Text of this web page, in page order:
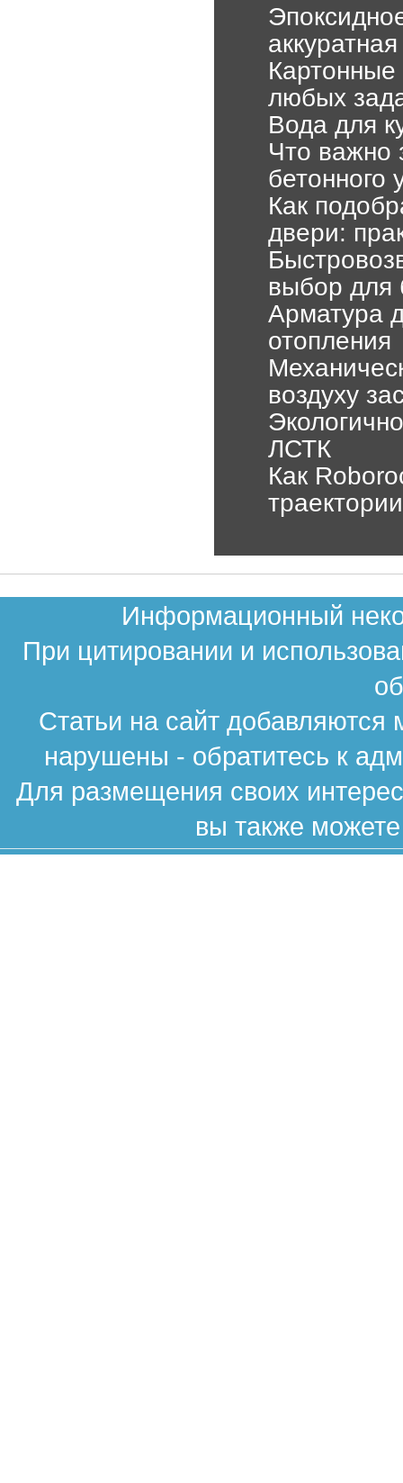
Картонные
любых
Вода для
Что важно
бетонного
Как
двери:
выбор для
Арматура
отопления
воздуху
ЛСТК
Как
Информационный
При цитировании и
Статьи на сайт
нарушены - обратитесь к
Для размещения своих
вы также